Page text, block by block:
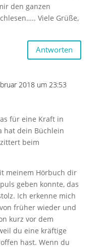
den ganzen
Viele Grüße,
Antworten
2018 um 23:53
für eine Kraft in
hat dein Büchlein
beim
meinem Hörbuch dir
geben konnte, das
Ich erkenne mich
früher wieder und
kurz vor dem
du eine kräftige
hast. Wenn du